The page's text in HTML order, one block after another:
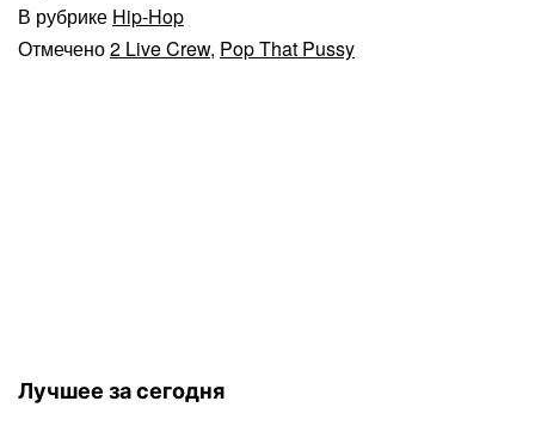
В рубрике Hip-Hop
Отмечено2 Live Crew, Pop That Pussy
Лучшее за сегодня